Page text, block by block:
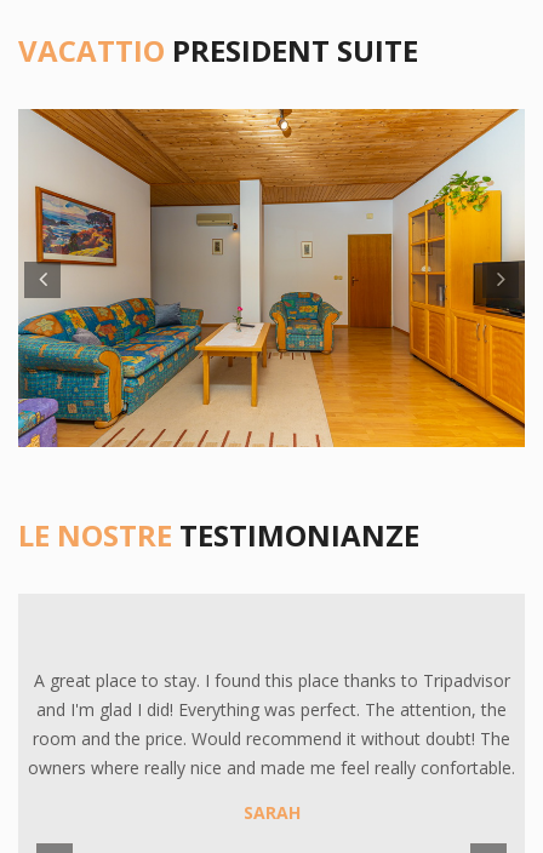
VACATTIO PRESIDENT SUITE
Previous
LE NOSTRE TESTIMONIANZE
A great place to stay. I found this place thanks to Tripadvisor
and I'm glad I did! Everything was perfect. The attention, the
room and the price. Would recommend it without doubt! The
owners where really nice and made me feel really confortable.
SARAH
Previous